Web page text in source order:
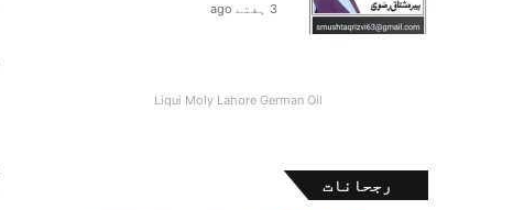
3 ہفتے ago
Liqui Moly Lahore German Oil
رجحانات